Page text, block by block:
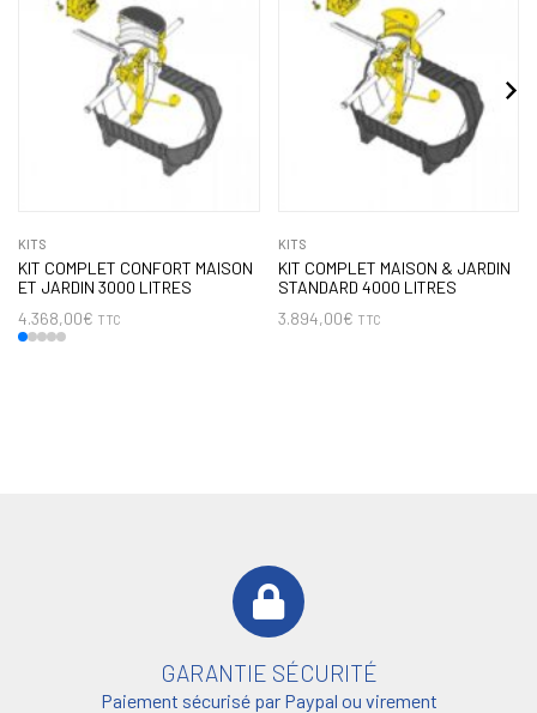
KITS
KIT COMPLET CONFORT MAISON
ET JARDIN 3000 LITRES
4.368,00€ TTC
KITS
KIT COMPLET MAISON & JARDIN
STANDARD 4000 LITRES
3.894,00€ TTC
GARANTIE SÉCURITÉ
Paiement sécurisé par Paypal ou virement